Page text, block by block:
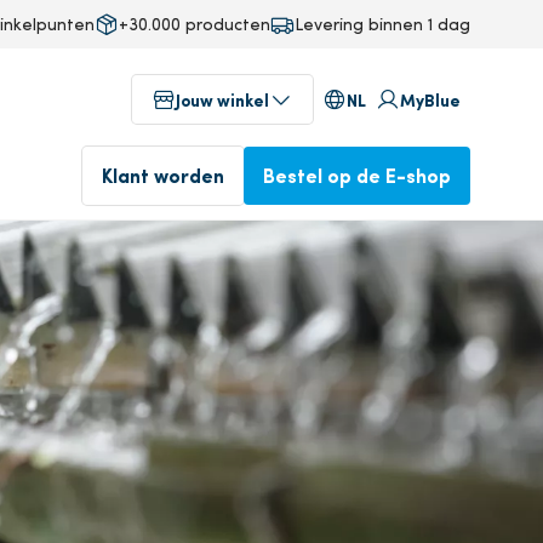
+30.000 producten Levering binnen 1 dag
Jouw winkel NL MyBlue
Voor 17u besteld, volgende
dag in huis.
Bestel op de E-shop
Geniet vandaag nog van onze
professionele service
Klant worden
Winkels in jouw buurt
Klant worden Bestel op de E-shop